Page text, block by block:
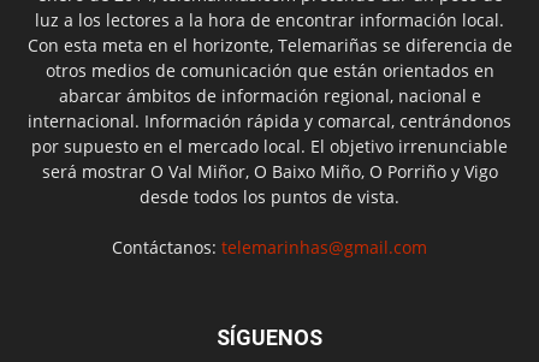
luz a los lectores a la hora de encontrar información local.
Con esta meta en el horizonte, Telemariñas se diferencia de
otros medios de comunicación que están orientados en
abarcar ámbitos de información regional, nacional e
internacional. Información rápida y comarcal, centrándonos
por supuesto en el mercado local. El objetivo irrenunciable
será mostrar O Val Miñor, O Baixo Miño, O Porriño y Vigo
desde todos los puntos de vista.
Contáctanos: telemarinhas@gmail.com
SÍGUENOS